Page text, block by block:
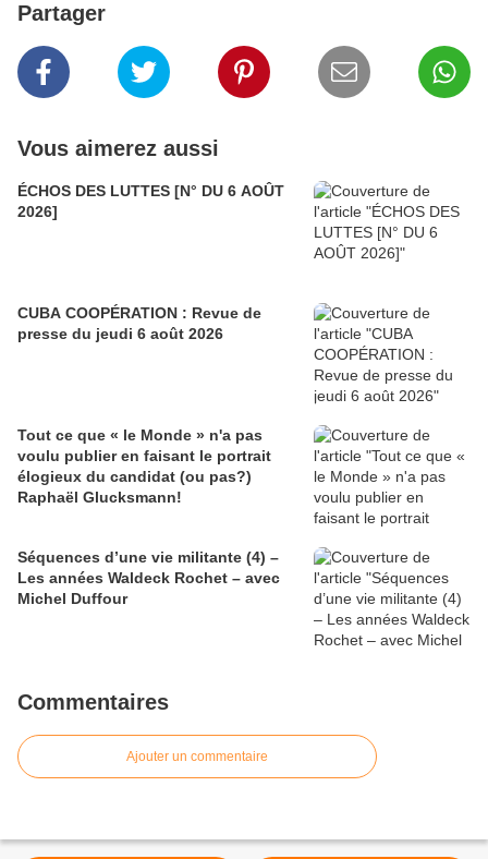
Partager
Vous aimerez aussi
ÉCHOS DES LUTTES [N° DU 6 AOÛT
2026]
CUBA COOPÉRATION : Revue de
presse du jeudi 6 août 2026
Tout ce que « le Monde » n'a pas
voulu publier en faisant le portrait
élogieux du candidat (ou pas?)
Raphaël Glucksmann!
Séquences d’une vie militante (4) –
Les années Waldeck Rochet – avec
Michel Duffour
Commentaires
Ajouter un commentaire